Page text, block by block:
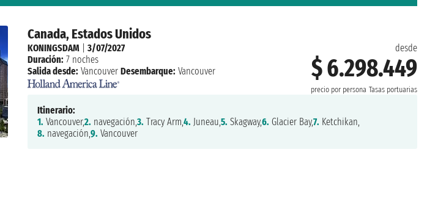
Canada, Estados Unidos
desde
$ 6.298.449
precio por persona Tasas portuarias
KONINGSDAM| 3/07/2027
Duración: 7 noches
Salida desde: Vancouver Desembarque: Vancouver
Itinerario:
1. Vancouver,2. navegación,3. Tracy Arm,4. Juneau,5. Skagway,6. Glacier Bay,7. Ketchikan,
8. navegación,9. Vancouver